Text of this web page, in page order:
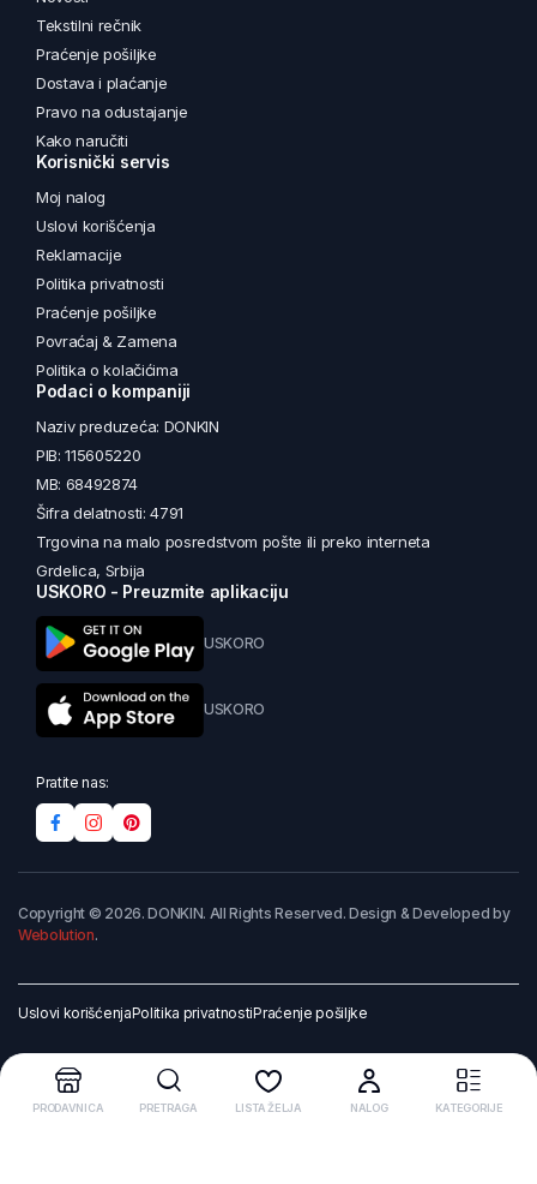
Tekstilni rečnik
Praćenje pošiljke
Dostava i plaćanje
Pravo na odustajanje
Kako naručiti
Korisnički servis
Moj nalog
Uslovi korišćenja
Reklamacije
Politika privatnosti
Praćenje pošiljke
Povraćaj & Zamena
Politika o kolačićima
Podaci o kompaniji
Naziv preduzeća: DONKIN
PIB: 115605220
MB: 68492874
Šifra delatnosti: 4791
Trgovina na malo posredstvom pošte ili preko interneta
Grdelica, Srbija
USKORO - Preuzmite aplikaciju
USKORO
USKORO
Pratite nas:
Copyright © 2026. DONKIN. All Rights Reserved. Design & Developed by
Webolution.
Uslovi korišćenjaPolitika privatnostiPraćenje pošiljke
PRODAVNICA PRETRAGA LISTA ŽELJA NALOG KATEGORIJE